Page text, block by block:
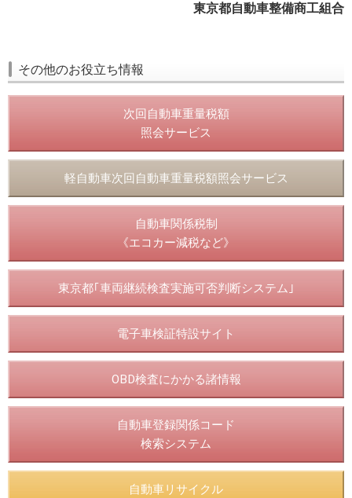
東京都自動車整備商工組合
その他のお役立ち情報
次回自動車重量税額
照会サービス
軽自動車次回自動車重量税額照会サービス
自動車関係税制
《エコカー減税など》
東京都｢車両継続検査実施可否判断システム｣
電子車検証特設サイト
OBD検査にかかる諸情報
自動車登録関係コード
検索システム
自動車リサイクル